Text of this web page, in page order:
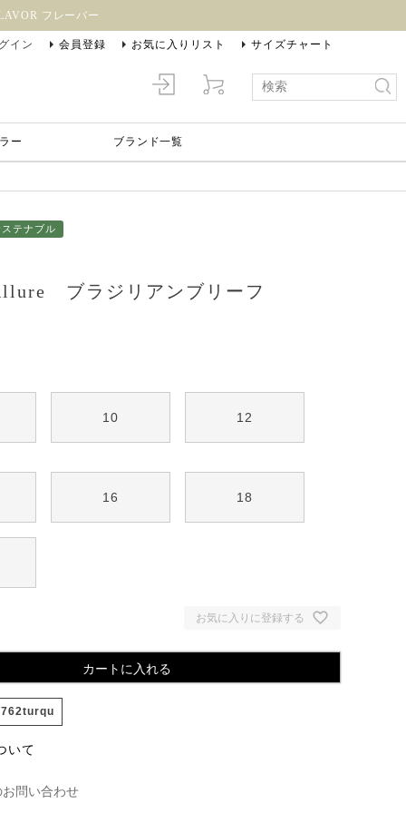
フレーバー
イン 会員登録 お気に入りリスト サイズチャート
ー ブランド一覧
ステナブル
ブラジリアンブリーフ
10 12
16 18
お気に入りに登録する
カートに入れる
いて
問い合わせ